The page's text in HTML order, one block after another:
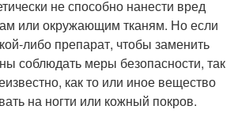
не способно нанести вред
или окружающим тканям. Но если
либо препарат, чтобы заменить
соблюдать меры безопасности, так
как то или иное вещество
на ногти или кожный покров.